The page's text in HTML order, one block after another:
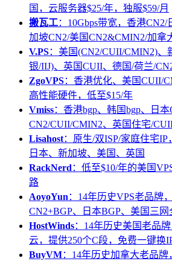
国，云服务器$25/年，独服$59/月
搬瓦工：10Gbps带宽，香港
加坡CN2/美国CN2&CMIN2/加拿
V.PS：美国(CN2/CUII/CMIN2)、
银/IIJ)、英国CUII、德国/荷兰/
ZgoVPS：香港优化、美国CUII/
高性能硬件，低至$15/年
Vmiss：香港bgp、韩国bgp、日
CN2/CUII/CMIN2、英国住宅/
Lisahost：原生/双ISP/家庭住宅IP
日本、新加坡、美国、英国
RackNerd：低至$10/年的美国
路
AoyoYun：14年历史VPS老品牌
CN2+BGP、日本BGP、美国三网
HostWinds：14年历史美国老品
云，提供250个C段，免费一键换
BuyVM：14年历史加拿大老品